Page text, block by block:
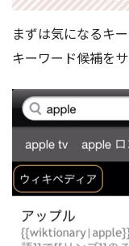
まずは気になるキ
キーワード候補を